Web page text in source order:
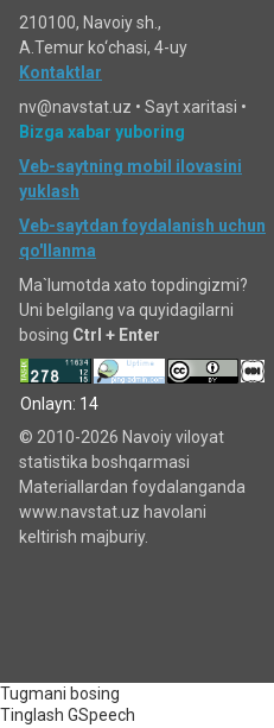
210100, Navoiy sh.,
A.Temur ko‘chаsi, 4-uy
Kontaktlar
nv@navstat.uz • Sayt xaritasi •
Bizga xabar yuboring
Veb-saytning mobil ilovasini
yuklash
Veb-saytdan foydalanish uchun
qo'llanma
Ma`lumotda xato topdingizmi?
Uni belgilang va quyidagilarni
bosing Ctrl + Enter
Onlayn: 14
© 2010-2026 Navoiy viloyat
statistika boshqarmasi
Materiallardan foydalanganda
www.navstat.uz havolani
keltirish majburiy.
Tugmani bosing
Tinglash GSpeech